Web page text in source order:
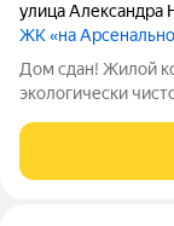
улица Александра
ЖК «на
Дом сдан! Жилой
экологически
Невского; -